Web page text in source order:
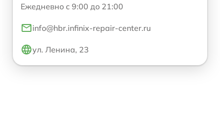
Ежедневно с 9:00 до 21:00
info@hbr.infinix-repair-center.ru
ул. Ленина, 23